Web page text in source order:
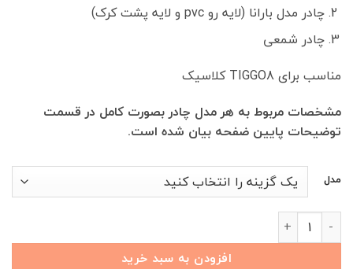
چادر مدل بارانا (لایه رو pvc و لایه پشت کرک)
چادر شمعی
مناسب برای TIGGO8 کلاسیک
مشخصات مربوط به هر مدل چادر بصورت کامل در قسمت
توضیحات پایین ضفحه بیان شده است.
مدل
چادر خودرو TIGGO8 کلاسیک عدد
افزودن به سبد خرید